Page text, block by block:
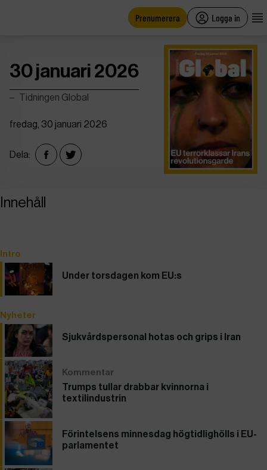
Prenumerera Logga in
30 januari 2026
Tidningen Global
fredag, 30 januari 2026
Dela:
Innehåll
Intro
Under torsdagen kom EU:s
Nyheter
Sjukvårdspersonal hotas och grips i Iran
Kommentar
Trumps tullar drabbar kvinnorna i
textilindustrin
Förintelsens minnesdag högtidlighölls i EU-
parlamentet